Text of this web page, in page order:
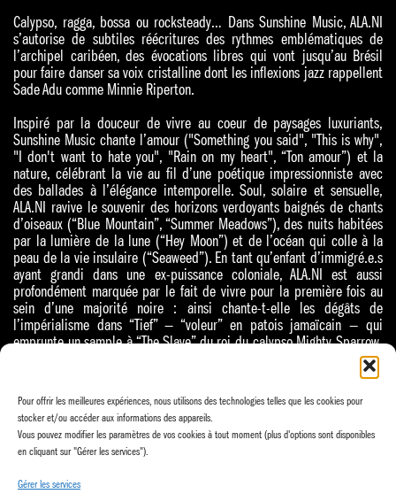
Pour offrir les meilleures expériences, nous utilisons des technologies telles que les cookies pour
stocker et/ou accéder aux informations des appareils.
Vous pouvez modifier les paramètres de vos cookies à tout moment (plus d'options sont disponibles
en cliquant sur "Gérer les services").
Gérer les services
Calypso, ragga, bossa ou rocksteady… Dans Sunshine Music, ALA.NI
s’autorise de subtiles réécritures des rythmes emblématiques de
l’archipel caribéen, des évocations libres qui vont jusqu’au Brésil
pour faire danser sa voix cristalline dont les inflexions jazz rappellent
Sade Adu comme Minnie Riperton.
Inspiré par la douceur de vivre au coeur de paysages luxuriants,
Sunshine Music chante l’amour ("Something you said", "This is why",
"I don't want to hate you", "Rain on my heart", “Ton amour”) et la
nature, célébrant la vie au fil d’une poétique impressionniste avec
des ballades à l’élégance intemporelle. Soul, solaire et sensuelle,
ALA.NI ravive le souvenir des horizons verdoyants baignés de chants
d’oiseaux (“Blue Mountain”, “Summer Meadows”), des nuits habitées
par la lumière de la lune (“Hey Moon”) et de l’océan qui colle à la
peau de la vie insulaire (“Seaweed”). En tant qu’enfant d’immigré.e.s
ayant grandi dans une ex-puissance coloniale, ALA.NI est aussi
profondément marquée par le fait de vivre pour la première fois au
sein d’une majorité noire : ainsi chante-t-elle les dégâts de
l’impérialisme dans “Tief” — “voleur” en patois jamaïcain — qui
emprunte un sample à “The Slave” du roi du calypso Mighty Sparrow.
Enfin, “The best of me” rend hommage à Tony O’Saul, regretté mentor
qui l’a poussé à se dépasser, à croire en elle et en ses rêves
lorsqu’elle avait onze ans.
Dix ans après ses débuts, la londonienne opère un retour en grâce
avec un album qui porte son titre à merveille… Dans Sunshine Music,
ALA.NI rayonne !